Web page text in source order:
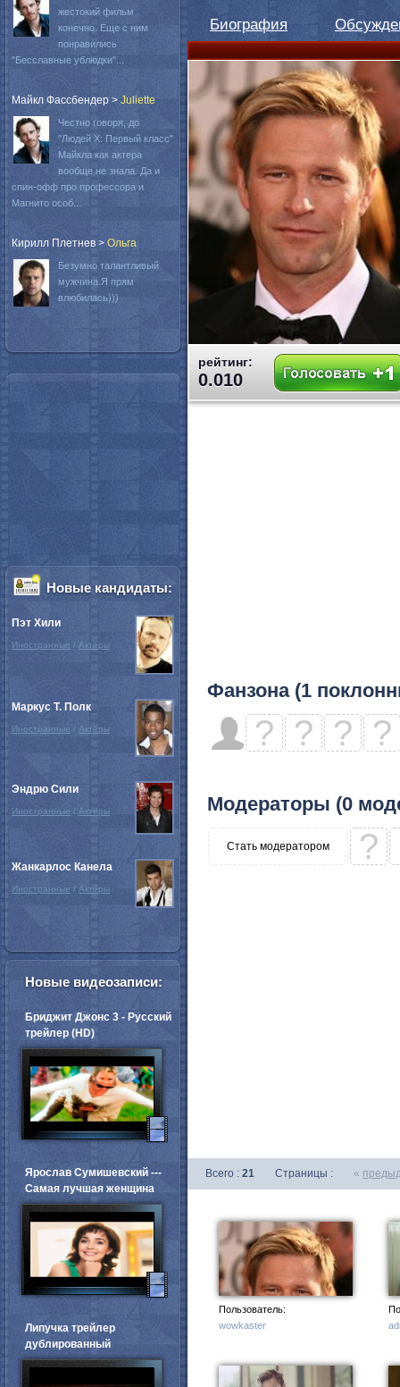
Биография
рейтинг:
0.010
Фанзона (1
? ? ? ?
Модераторы (0
Стать модератором ?
Всего : 21 Страницы : «
Пользователь:
wowkaster
жестокий фильм
конечно. Еще с ним
понравились
"Бесславные ублюдки"...
Майкл Фассбендер > Juliette
Честно говоря, до
"Людей Х: Первый класс"
Майкла как актера
вообще не знала. Да и
спин-офф про профессора и
Магнито особ...
Кирилл Плетнев > Oльга
Безумно талантливый
мужчина.Я прям
влюбилась)))
Новые кандидаты:
Пэт Хили
Иностранные / Актёры
Маркус Т. Полк
Иностранные / Актёры
Эндрю Сили
Иностранные / Актёры
Жанкарлос Канела
Иностранные / Актёры
Новые видеозаписи:
Бриджит Джонс 3 - Русский
трейлер (HD)
Ярослав Сумишевский ---
Самая лучшая женщина
Липучка трейлер
дублированный